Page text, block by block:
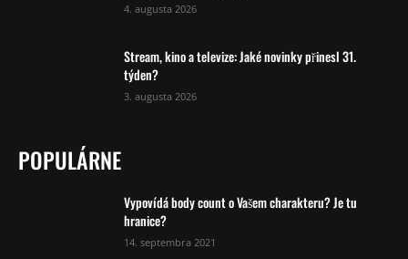
4. augusta 2026
Stream, kino a televize: Jaké novinky přinesl 31.
týden?
3. augusta 2026
POPULÁRNE
Vypovídá body count o Vašem charakteru? Je tu
hranice?
14. septembra 2021